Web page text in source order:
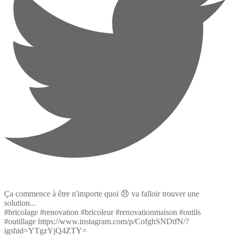
Ça commence à être n'importe quoi 😞 va falloir trouver une
solution...
#bricolage #renovation #bricoleur #renovationmaison #outils
#outillage https://www.instagram.com/p/CofghSNDtfN/?
igshid=YTgzYjQ4ZTY=